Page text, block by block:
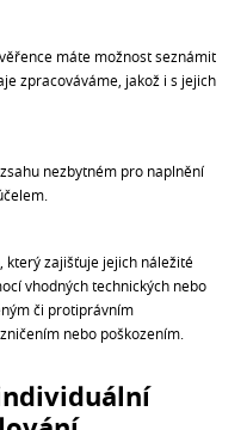
máte možnost seznámit
zpracováváme, jakož i s jejich
nezbytném pro naplnění
který zajišťuje jejich náležité
vhodných technických nebo
či protiprávním
nebo poškozením.